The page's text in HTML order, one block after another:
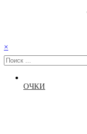
×
ОЧКИ